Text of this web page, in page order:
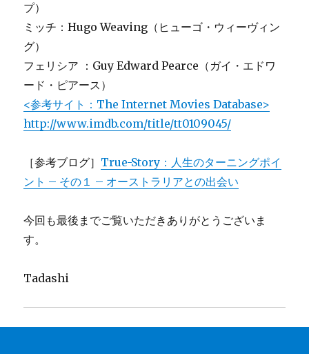
プ）
ミッチ：Hugo Weaving（ヒューゴ・ウィーヴィン
グ）
フェリシア ：Guy Edward Pearce（ガイ・エドワ
ード・ピアース）
<参考サイト：The Internet Movies Database>
http://www.imdb.com/title/tt0109045/
［参考ブログ］ True-Story：人生のターニングポイ
ント – その１ – オーストラリアとの出会い
今回も最後までご覧いただきありがとうございま
す。
Tadashi